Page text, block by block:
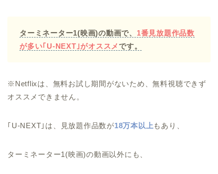
ターミネーター1(映画)の動画で、 1番見放題作品数
が多い｢U-NEXT｣がオススメ です。
※Netflixは、無料お試し期間がないため、無料視聴できず
オススメできません。
｢U-NEXT｣は、見放題作品数が18万本以上 もあり、
ターミネーター1(映画)の動画以外にも、